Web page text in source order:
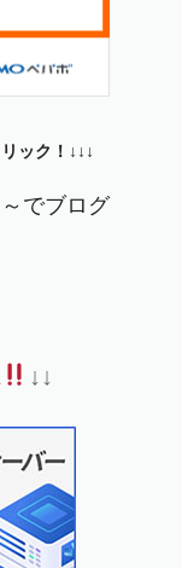
ック！↓↓↓
でブログ
↓↓